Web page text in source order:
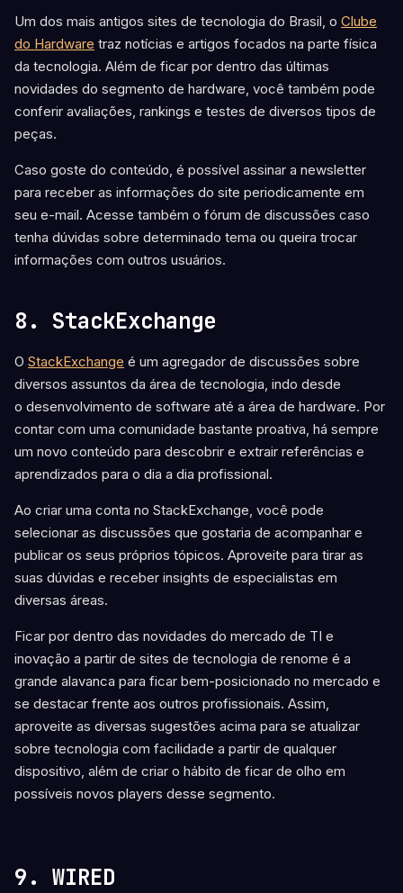
Um dos mais antigos sites de tecnologia do Brasil, o Clube
do Hardware traz notícias e artigos focados na parte física
da tecnologia. Além de ficar por dentro das últimas
novidades do segmento de hardware, você também pode
conferir avaliações, rankings e testes de diversos tipos de
peças.
Caso goste do conteúdo, é possível assinar a newsletter
para receber as informações do site periodicamente em
seu e-mail. Acesse também o fórum de discussões caso
tenha dúvidas sobre determinado tema ou queira trocar
informações com outros usuários.
8. StackExchange
O StackExchange é um agregador de discussões sobre
diversos assuntos da área de tecnologia, indo desde
o desenvolvimento de software até a área de hardware. Por
contar com uma comunidade bastante proativa, há sempre
um novo conteúdo para descobrir e extrair referências e
aprendizados para o dia a dia profissional.
Ao criar uma conta no StackExchange, você pode
selecionar as discussões que gostaria de acompanhar e
publicar os seus próprios tópicos. Aproveite para tirar as
suas dúvidas e receber insights de especialistas em
diversas áreas.
Ficar por dentro das novidades do mercado de TI e
inovação a partir de sites de tecnologia de renome é a
grande alavanca para ficar bem-posicionado no mercado e
se destacar frente aos outros profissionais. Assim,
aproveite as diversas sugestões acima para se atualizar
sobre tecnologia com facilidade a partir de qualquer
dispositivo, além de criar o hábito de ficar de olho em
possíveis novos players desse segmento.
9. WIRED